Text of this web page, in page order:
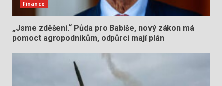
Finance
„Jsme zděšeni.“ Půda pro Babiše, nový zákon má
pomoct agropodnikům, odpůrci mají plán